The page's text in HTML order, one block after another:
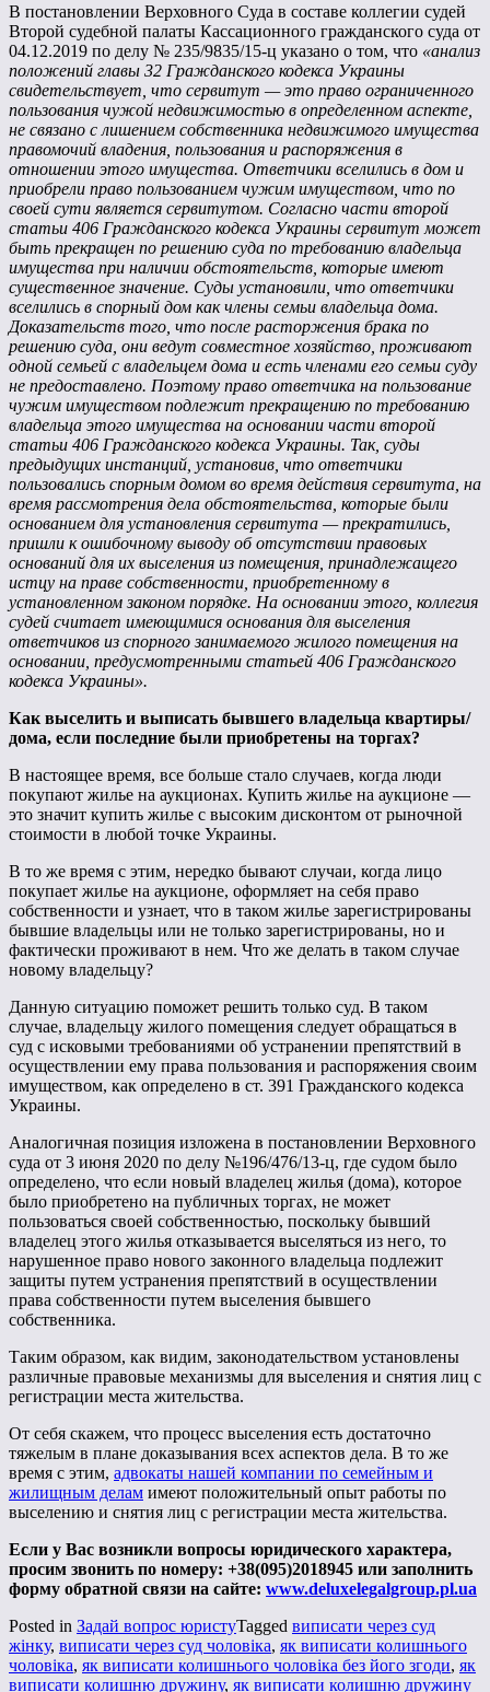
В постановлении Верховного Суда в составе коллегии судей
Второй судебной палаты Кассационного гражданского суда от
04.12.2019 по делу № 235/9835/15-ц указано о том, что «анализ
положений главы 32 Гражданского кодекса Украины
свидетельствует, что сервитут — это право ограниченного
пользования чужой недвижимостью в определенном аспекте,
не связано с лишением собственника недвижимого имущества
правомочий владения, пользования и распоряжения в
отношении этого имущества. Ответчики вселились в дом и
приобрели право пользованием чужим имуществом, что по
своей сути является сервитутом. Согласно части второй
статьи 406 Гражданского кодекса Украины сервитут может
быть прекращен по решению суда по требованию владельца
имущества при наличии обстоятельств, которые имеют
существенное значение. Суды установили, что ответчики
вселились в спорный дом как члены семьи владельца дома.
Доказательств того, что после расторжения брака по
решению суда, они ведут совместное хозяйство, проживают
одной семьей с владельцем дома и есть членами его семьи суду
не предоставлено. Поэтому право ответчика на пользование
чужим имуществом подлежит прекращению по требованию
владельца этого имущества на основании части второй
статьи 406 Гражданского кодекса Украины. Так, суды
предыдущих инстанций, установив, что ответчики
пользовались спорным домом во время действия сервитута, на
время рассмотрения дела обстоятельства, которые были
основанием для установления сервитута — прекратились,
пришли к ошибочному выводу об отсутствии правовых
оснований для их выселения из помещения, принадлежащего
истцу на праве собственности, приобретенному в
установленном законом порядке. На основании этого, коллегия
судей считает имеющимися основания для выселения
ответчиков из спорного занимаемого жилого помещения на
основании, предусмотренными статьей 406 Гражданского
кодекса Украины».
Как выселить и выписать бывшего владельца квартиры/
дома, если последние были приобретены на торгах?
В настоящее время, все больше стало случаев, когда люди
покупают жилье на аукционах. Купить жилье на аукционе —
это значит купить жилье с высоким дисконтом от рыночной
стоимости в любой точке Украины.
В то же время с этим, нередко бывают случаи, когда лицо
покупает жилье на аукционе, оформляет на себя право
собственности и узнает, что в таком жилье зарегистрированы
бывшие владельцы или не только зарегистрированы, но и
фактически проживают в нем. Что же делать в таком случае
новому владельцу?
Данную ситуацию поможет решить только суд. В таком
случае, владельцу жилого помещения следует обращаться в
суд с исковыми требованиями об устранении препятствий в
осуществлении ему права пользования и распоряжения своим
имуществом, как определено в ст. 391 Гражданского кодекса
Украины.
Аналогичная позиция изложена в постановлении Верховного
суда от 3 июня 2020 по делу №196/476/13-ц, где судом было
определено, что если новый владелец жилья (дома), которое
было приобретено на публичных торгах, не может
пользоваться своей собственностью, поскольку бывший
владелец этого жилья отказывается выселяться из него, то
нарушенное право нового законного владельца подлежит
защиты путем устранения препятствий в осуществлении
права собственности путем выселения бывшего
собственника.
Таким образом, как видим, законодательством установлены
различные правовые механизмы для выселения и снятия лиц с
регистрации места жительства.
От себя скажем, что процесс выселения есть достаточно
тяжелым в плане доказывания всех аспектов дела. В то же
время с этим, адвокаты нашей компании по семейным и
жилищным делам имеют положительный опыт работы по
выселению и снятия лиц с регистрации места жительства.
Если у Вас возникли вопросы юридического характера,
просим звонить по номеру: +38(095)2018945 или заполнить
форму обратной связи на сайте: www.deluxelegalgroup.pl.ua
Posted in Задай вопрос юристуTagged виписати через суд
жінку, виписати через суд чоловіка, як виписати колишнього
чоловіка, як виписати колишнього чоловіка без його згоди, як
виписати колишню дружину, як виписати колишню дружину